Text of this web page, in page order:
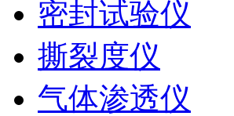
密封试验仪
撕裂度仪
气体渗透仪